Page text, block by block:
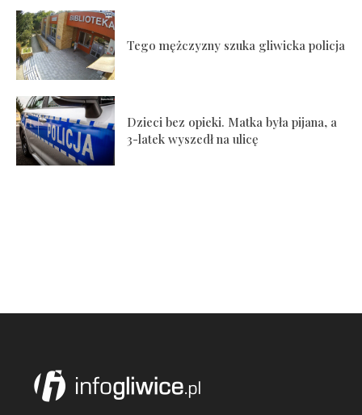
Tego mężczyzny szuka gliwicka policja
Dzieci bez opieki. Matka była pijana, a
3-latek wyszedł na ulicę